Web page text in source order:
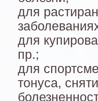
для
для
пр.;
для
тонуса,